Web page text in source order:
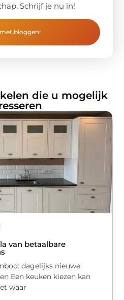
Schrijf je nu in!
bloggen!
die u mogelijk
van betaalbare
dagelijks nieuwe
Een keuken kiezen kan
waar